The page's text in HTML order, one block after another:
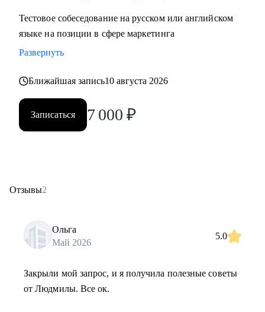
Тестовое собеседование на русском или английском
языке на позиции в сфере маркетинга
Развернуть
Ближайшая запись10 августа 2026
Записаться 7 000 ₽
Отзывы2
Ольга
Май 2026
5.0
Закрыли мой запрос, и я получила полезные советы
от Людмилы. Все ок.